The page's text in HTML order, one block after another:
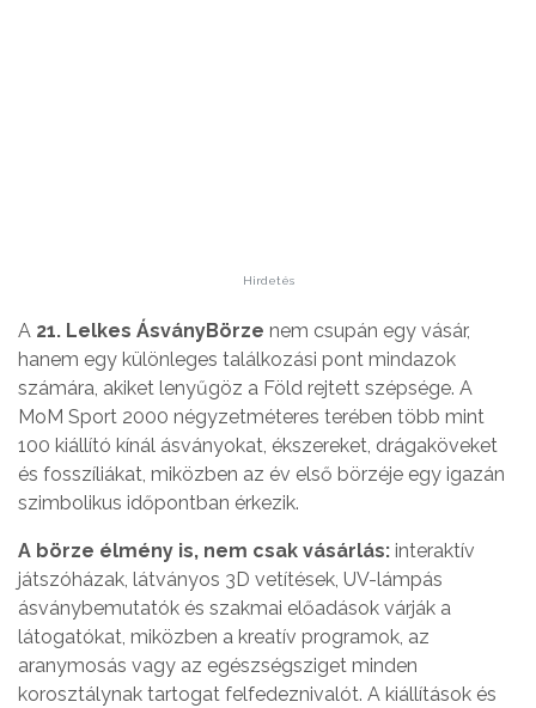
Hirdetés
A 21. Lelkes ÁsványBörze nem csupán egy vásár,
hanem egy különleges találkozási pont mindazok
számára, akiket lenyűgöz a Föld rejtett szépsége. A
MoM Sport 2000 négyzetméteres terében több mint
100 kiállító kínál ásványokat, ékszereket, drágaköveket
és fosszíliákat, miközben az év első börzéje egy igazán
szimbolikus időpontban érkezik.
A börze élmény is, nem csak vásárlás: interaktív
játszóházak, látványos 3D vetítések, UV-lámpás
ásványbemutatók és szakmai előadások várják a
látogatókat, miközben a kreatív programok, az
aranymosás vagy az egészségsziget minden
korosztálynak tartogat felfedeznivalót. A kiállítások és